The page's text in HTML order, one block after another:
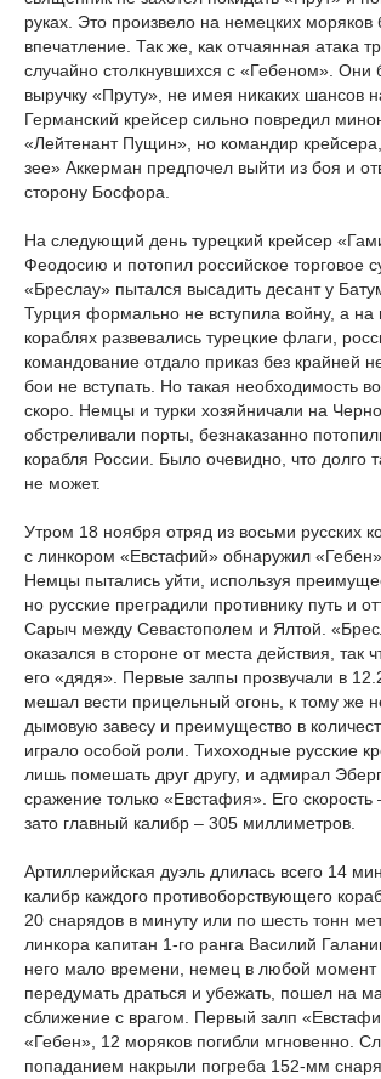
руках. Это произвело на немецких
впечатление. Так же, как отчаянная атака
случайно столкнувшихся с «Гебеном». Они
выручку «Пруту», не имея никаких шансов
Германский крейсер сильно повредил
«Лейтенант Пущин», но командир
зее» Аккерман предпочел выйти из боя и
сторону Босфора.
На следующий день турецкий крейсер
Феодосию и потопил российское торговое
«Бреслау» пытался высадить десант у
Турция формально не вступила войну, а на
кораблях развевались турецкие флаги,
командование отдало приказ без крайней
бои не вступать. Но такая необходимость
скоро. Немцы и турки хозяйничали на
обстреливали порты, безнаказанно
корабля России. Было очевидно, что долго
не может.
Утром 18 ноября отряд из восьми русских
с линкором «Евстафий» обнаружил
Немцы пытались уйти, используя
но русские преградили противнику путь и
Сарыч между Севастополем и Ялтой.
оказался в стороне от места действия, так
его «дядя». Первые залпы прозвучали в
мешал вести прицельный огонь, к тому же
дымовую завесу и преимущество в
играло особой роли. Тихоходные русские
лишь помешать друг другу, и адмирал
сражение только «Евстафия». Его скорость
зато главный калибр – 305 миллиметров.
Артиллерийская дуэль длилась всего 14
калибр каждого противоборствующего
20 снарядов в минуту или по шесть тонн
линкора капитан 1-го ранга Василий
него мало времени, немец в любой момент
передумать драться и убежать, пошел на
сближение с врагом. Первый залп
«Гебен», 12 моряков погибли мгновенно.
попаданием накрыли погреба 152-мм